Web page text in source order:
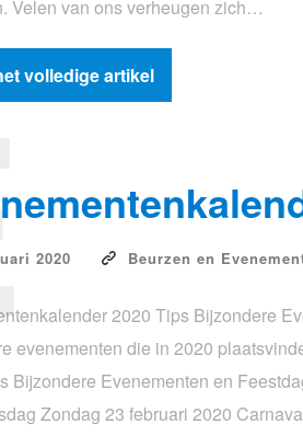
Velen van ons verheugen zich…
volledige artikel
2020 Beurzen en
2020 Tips Bijzondere
evenementen die in 2020
Bijzondere Evenementen en
Zondag 23 februari 2020